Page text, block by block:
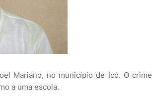
Mariano, no município de Icó. O crime
a uma escola.